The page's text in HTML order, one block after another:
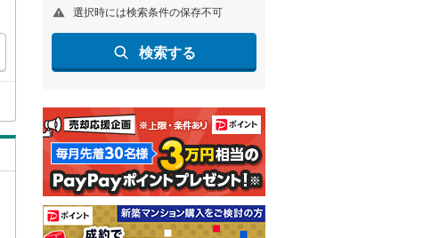
選択時には検索条件の保存不可
検索する